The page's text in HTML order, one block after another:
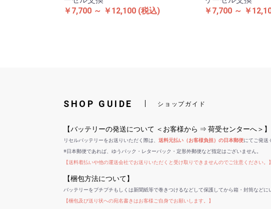
￥7,700 ～ ￥12,100 (税込)
￥7,700 ～ ￥
SHOP GUIDE ショップガイド
【バッテリーの発送について ＜お客様から ⇒ 荷受センターへ＞】
リセルバッテリーをお送りいただく際は、 送料元払い（お客様負担）の日本郵便にてご発送
※日本郵便であれば、ゆうパック・レターパック・定形外郵便など指定はございません。
【送料着払いや他の運送会社でお送りいただくと受け取りできませんのでご注意ください。】
【梱包方法について】
バッテリーをプチプチもしくは新聞紙等で巻きつけるなどして保護してから箱・封筒などに
【梱包及び送り状への宛名書きはお客様ご自身でお願いします。】